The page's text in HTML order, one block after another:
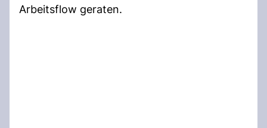
Arbeitsflow geraten.